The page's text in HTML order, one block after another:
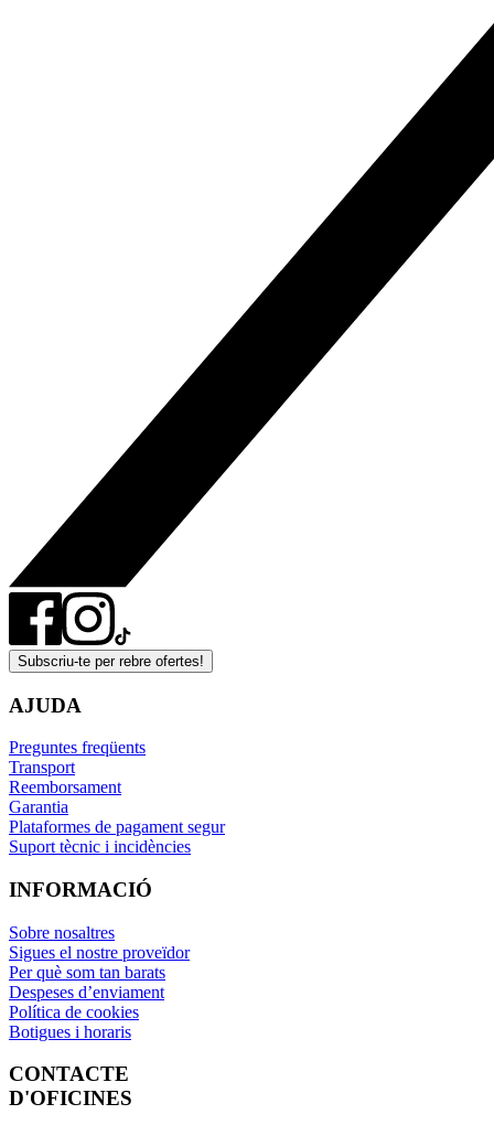
Subscriu-te per rebre ofertes!
AJUDA
Preguntes freqüents
Transport
Reemborsament
Garantia
Plataformes de pagament segur
Suport tècnic i incidències
INFORMACIÓ
Sobre nosaltres
Sigues el nostre proveïdor
Per què som tan barats
Despeses d’enviament
Política de cookies
Botigues i horaris
CONTACTE
D'OFICINES